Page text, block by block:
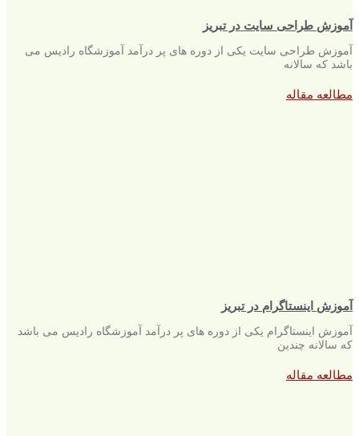
آموزش طراحی سایت در تبریز
آموزش طراحی سایت یکی از دوره های پر درآمد آموزشگاه رادیس می
باشد که سالانه
مطالعه مقاله
آموزش اینستاگرام در تبریز
آموزش اینستاگرام یکی از دوره های پر درآمد آموزشگاه رادیس می باشد
که سالانه چندین
مطالعه مقاله